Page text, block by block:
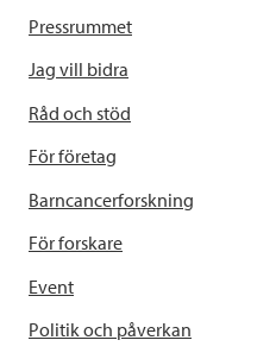
Pressrummet
Jag vill bidra
Råd och stöd
För företag
Barncancerforskning
För forskare
Event
Politik och påverkan